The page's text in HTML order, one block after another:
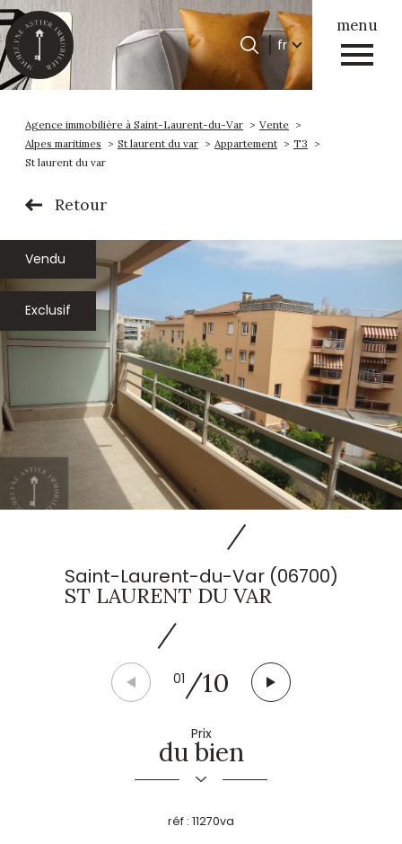
menu
Langue
fr
Accueil 0 Langue
fr
Agence immobilière à Saint-Laurent-du-Var
Vente
Alpes maritimes
St laurent du var Appartement
T3
St laurent du var
Retour
Vendu
Exclusif
Saint-Laurent-du-Var (06700)
ST LAURENT DU VAR
01 /10
Prix
du bien
réf : 11270va